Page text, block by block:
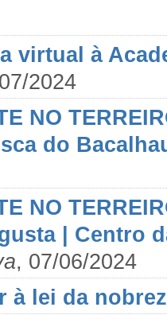
virtual à
2024
NO
do
NO
| Centro
, 07/06/2024
à lei da